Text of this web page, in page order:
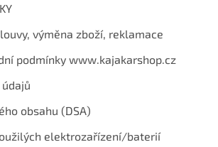
výměna zboží, reklamace
podmínky www.kajakarshop.cz
obsahu (DSA)
elektrozařízení/baterií